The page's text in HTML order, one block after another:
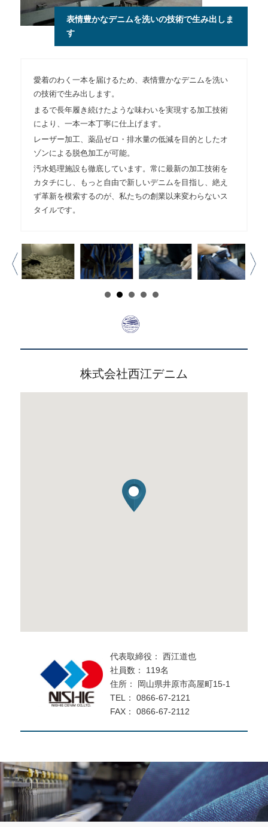
表情豊かなデニムを洗いの技術で生み出しま
す
愛着のわく一本を届けるため、表情豊かなデニムを洗い
の技術で生み出します。
まるで長年履き続けたような味わいを実現する加工技術
により、一本一本丁寧に仕上げます。
レーザー加工、薬品ゼロ・排水量の低減を目的としたオ
ゾンによる脱色加工が可能。
汚水処理施設も徹底しています。常に最新の加工技術を
カタチにし、もっと自由で新しいデニムを目指し、絶え
ず革新を模索するのが、私たちの創業以来変わらないス
タイルです。
株式会社西江デニム
代表取締役： 西江道也
社員数： 119名
住所： 岡山県井原市高屋町15-1
TEL： 0866-67-2121
FAX： 0866-67-2112